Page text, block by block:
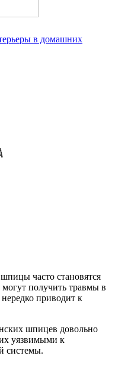
в домашних
часто становятся
получить травмы в
приводит к
шпицев довольно
их уязвимыми к
системы.